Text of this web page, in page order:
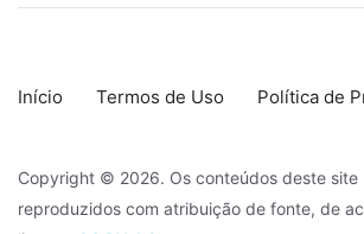
Início Termos de Uso Política de
Copyright © 2026. Os conteúdos deste site
reproduzidos com atribuição de fonte, de